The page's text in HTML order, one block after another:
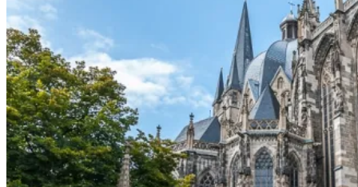
IRLAND
ITALIEN
LUXEMBURG
MALTA
NIEDERLANDE
ÖSTERREICH
DEUTSCHLAND
BELGIEN
DÄNEMARK
FINNLAND
FRANKREICH
IRLAND